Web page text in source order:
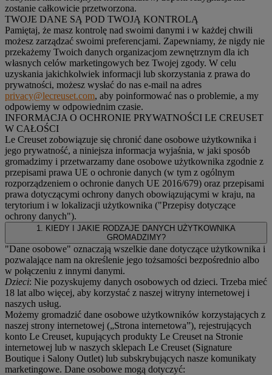
zostanie całkowicie przetworzona.
TWOJE DANE SĄ POD TWOJĄ KONTROLĄ
Pamiętaj, że masz kontrolę nad swoimi danymi i w każdej chwili
możesz zarządzać swoimi preferencjami. Zapewniamy, że nigdy nie
przekażemy Twoich danych organizacjom zewnętrznym dla ich
własnych celów marketingowych bez Twojej zgody. W celu
uzyskania jakichkolwiek informacji lub skorzystania z prawa do
prywatności, możesz wysłać do nas e-mail na adres
privacy@lecreuset.com, aby poinformować nas o problemie, a my
odpowiemy w odpowiednim czasie.
INFORMACJA O OCHRONIE PRYWATNOŚCI LE CREUSET
W CAŁOŚCI
Le Creuset zobowiązuje się chronić dane osobowe użytkownika i
jego prywatność, a niniejsza informacja wyjaśnia, w jaki sposób
gromadzimy i przetwarzamy dane osobowe użytkownika zgodnie z
przepisami prawa UE o ochronie danych (w tym z ogólnym
rozporządzeniem o ochronie danych UE 2016/679) oraz przepisami
prawa dotyczącymi ochrony danych obowiązującymi w kraju, na
terytorium i w lokalizacji użytkownika ("Przepisy dotyczące
ochrony danych").
1. KIEDY I JAKIE RODZAJE DANYCH UŻYTKOWNIKA
GROMADZIMY?
"Dane osobowe" oznaczają wszelkie dane dotyczące użytkownika i
pozwalające nam na określenie jego tożsamości bezpośrednio albo
w połączeniu z innymi danymi.
Dzieci: Nie pozyskujemy danych osobowych od dzieci. Trzeba mieć
18 lat albo więcej, aby korzystać z naszej witryny internetowej i
naszych usług.
Możemy gromadzić dane osobowe użytkowników korzystających z
naszej strony internetowej („Strona internetowa”), rejestrujących
konto Le Creuset, kupujących produkty Le Creuset na Stronie
internetowej lub w naszych sklepach Le Creuset (Signature
Boutique i Salony Outlet) lub subskrybujących nasze komunikaty
marketingowe. Dane osobowe mogą dotyczyć: